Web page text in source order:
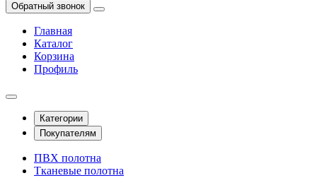
Обратный звонок
Главная
Каталог
Корзина
Профиль
Категории
Покупателям
ПВХ полотна
Тканевые полотна